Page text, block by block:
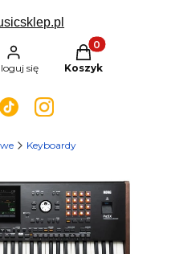
się
Produkty w
Koszyk
Keyboardy